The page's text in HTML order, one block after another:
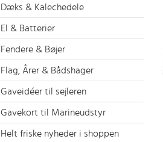
Dæks & Kalechedele
El & Batterier
Fendere & Bøjer
Flag, Årer & Bådshager
Gaveidéer til sejleren
Gavekort til Marineudstyr
Helt friske nyheder i shoppen